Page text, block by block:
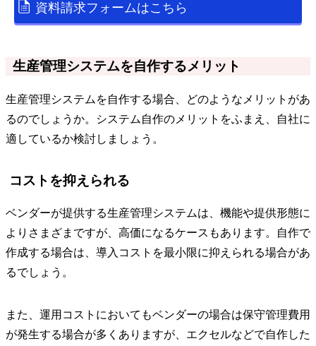
資料請求フォームはこちら
生産管理システムを自作するメリット
生産管理システムを自作する場合、どのようなメリットがあ
るのでしょうか。システム自作のメリットをふまえ、自社に
適しているか検討しましょう。
コストを抑えられる
ベンダーが提供する生産管理システムは、機能や提供形態に
よりさまざまですが、高価になるケースもあります。自作で
作成する場合は、導入コストを最小限に抑えられる場合があ
るでしょう。
また、運用コストにおいてもベンダーの場合は保守管理費用
が発生する場合が多くありますが、エクセルなどで自作した